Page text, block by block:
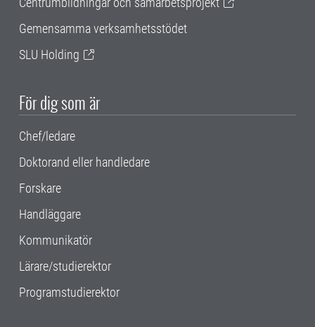
Gemensamma verksamhetsstödet
SLU Holding
För dig som är
Chef/ledare
Doktorand eller handledare
Forskare
Handläggare
Kommunikatör
Lärare/studierektor
Programstudierektor